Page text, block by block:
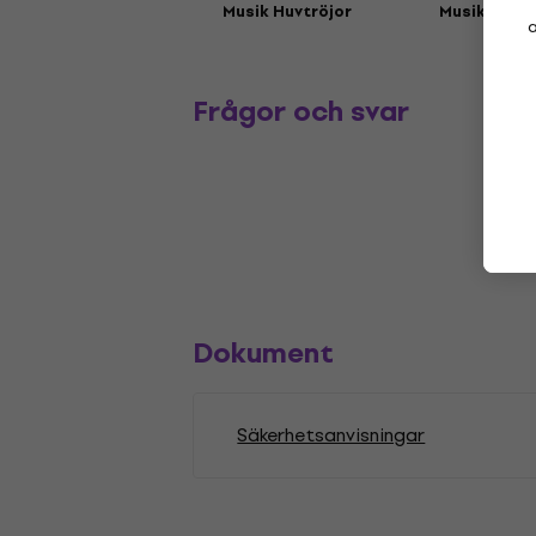
Musik Huvtröjor Musikmössor
Frågor och svar
Dokument
Säkerhetsanvisningar